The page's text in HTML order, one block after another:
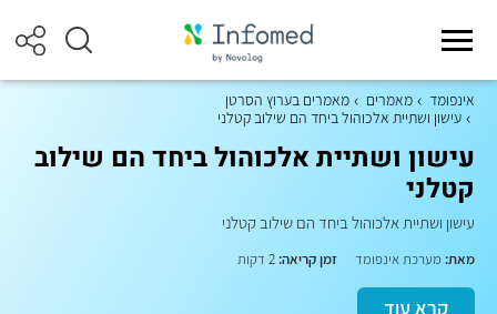
אינפומד מאמרים
מאמרים בערוץ הסרטן
עישון ושתיית אלכוהול ביחד הם שילוב קטלני
עישון ושתיית אלכוהול ביחד הם שילוב
קטלני
עישון ושתיית אלכוהול ביחד הם שילוב קטלני
מאת: מערכת אינפומד זמן קריאה:
קרא עוד